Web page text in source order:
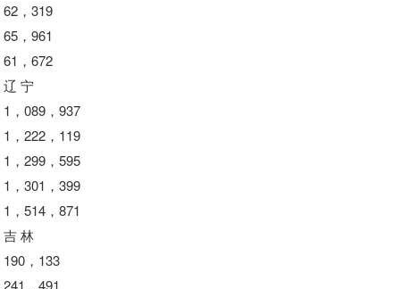
62，319
65，961
61，672
辽 宁
1，089，937
1，222，119
1，299，595
1，301，399
1，514，871
吉 林
190，133
241，491